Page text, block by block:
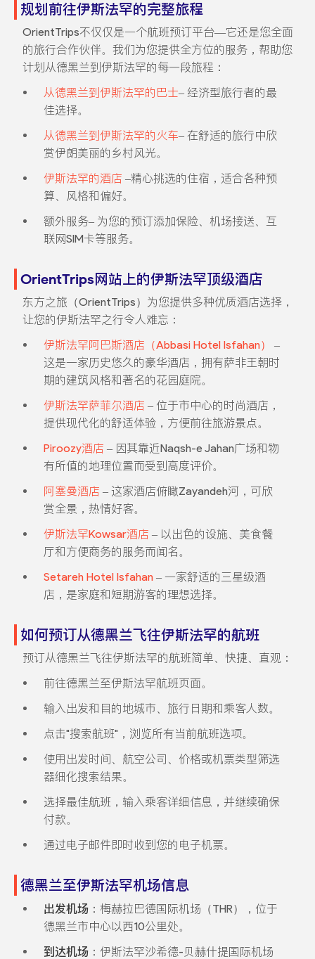
规划前往伊斯法罕的完整旅程
OrientTrips不仅仅是一个航班预订平台—它还是您全面
的旅行合作伙伴。我们为您提供全方位的服务，帮助您
计划从德黑兰到伊斯法罕的每一段旅程：
从德黑兰到伊斯法罕的巴士– 经济型旅行者的最
佳选择。
从德黑兰到伊斯法罕的火车– 在舒适的旅行中欣
赏伊朗美丽的乡村风光。
伊斯法罕的酒店 –精心挑选的住宿，适合各种预
算、风格和偏好。
额外服务– 为您的预订添加保险、机场接送、互
联网SIM卡等服务。
OrientTrips网站上的伊斯法罕顶级酒店
东方之旅（OrientTrips）为您提供多种优质酒店选择，
让您的伊斯法罕之行令人难忘：
伊斯法罕阿巴斯酒店（Abbasi Hotel Isfahan）
–
这是一家历史悠久的豪华酒店，拥有萨非王朝时
期的建筑风格和著名的花园庭院。
伊斯法罕萨菲尔酒店 – 位于市中心的时尚酒店，
提供现代化的舒适体验，方便前往旅游景点。
Piroozy酒店 – 因其靠近Naqsh-e Jahan广场和物
有所值的地理位置而受到高度评价。
阿塞曼酒店 – 这家酒店俯瞰Zayandeh河，可欣
赏全景，热情好客。
伊斯法罕Kowsar酒店 – 以出色的设施、美食餐
厅和方便商务的服务而闻名。
Setareh Hotel Isfahan– 一家舒适的三星级酒
店，是家庭和短期游客的理想选择。
如何预订从德黑兰飞往伊斯法罕的航班
预订从德黑兰飞往伊斯法罕的航班简单、快捷、直观：
前往德黑兰至伊斯法罕航班页面。
输入出发和目的地城市、旅行日期和乘客人数。
点击"搜索航班"，浏览所有当前航班选项。
使用出发时间、航空公司、价格或机票类型筛选
器细化搜索结果。
选择最佳航班，输入乘客详细信息，并继续确保
付款。
通过电子邮件即时收到您的电子机票。
德黑兰至伊斯法罕机场信息
出发机场：梅赫拉巴德国际机场（THR），位于
德黑兰市中心以西10公里处。
到达机场：伊斯法罕沙希德-贝赫什提国际机场